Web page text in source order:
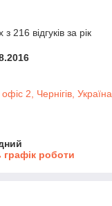
216 відгуків за рік
2, Чернігів, Україна
графік роботи